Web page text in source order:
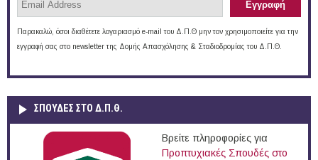
Παρακαλώ, όσοι διαθέτετε λογαριασμό e-mail του Δ.Π.Θ μην τον χρησιμοποιείτε για την
εγγραφή σας στο newsletter της Δομής Απασχόλησης & Σταδιοδρομίας του Δ.Π.Θ.
ΣΠΟΥΔΈΣ ΣΤΟ Δ.Π.Θ.
Βρείτε πληροφορίες για
Προπτυχιακές Σπουδές στο